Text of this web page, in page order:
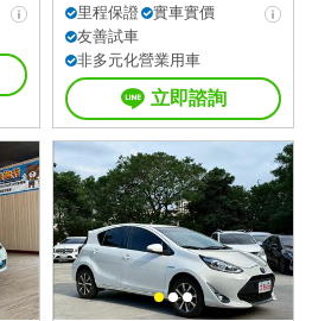
里程保證
實車實價
友善試車
非多元化營業用車
立即諮詢